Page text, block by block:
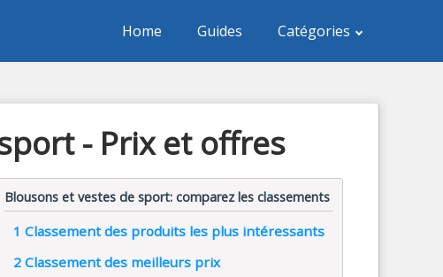
Home Guides Catégories
- Prix et offres
Blousons et vestes de sport: comparez les classements
1 Classement des produits les plus intéressants
2 Classement des meilleurs prix